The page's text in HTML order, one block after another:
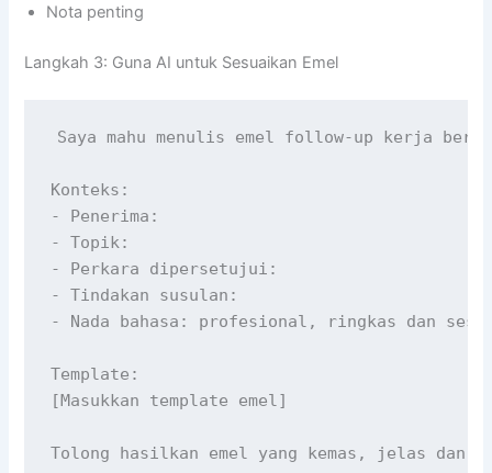
Nota penting
Langkah 3: Guna AI untuk Sesuaikan Emel
Saya mahu menulis emel follow-up kerja
Konteks:
- Penerima:
- Topik:
- Perkara dipersetujui:
- Tindakan susulan:
- Nada bahasa: profesional, ringkas dan
Template:
[Masukkan template emel]
Tolong hasilkan emel yang kemas, jelas dan